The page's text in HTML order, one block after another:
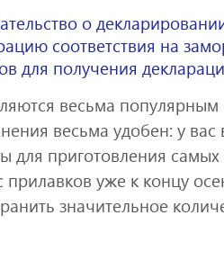
о
соответствия на
для получения
весьма популярным
весьма удобен: у вас
для приготовления
уже к концу
значительное